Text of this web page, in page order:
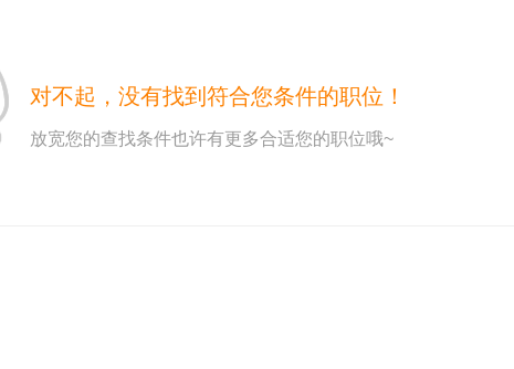
对不起，没有找到符合您条件的职位！
放宽您的查找条件也许有更多合适您的职位哦~